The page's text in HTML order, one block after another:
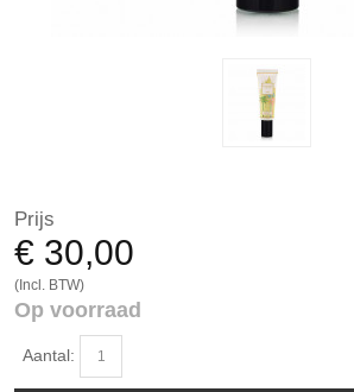
Prijs
€ 30,00
(Incl. BTW)
Op voorraad
Aantal: